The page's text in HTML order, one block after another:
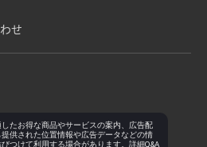
せ
たお得な商品やサービスの案内、広告配
供された位置情報や広告データなどの情
つけて利用する場合があります。詳細Q&A